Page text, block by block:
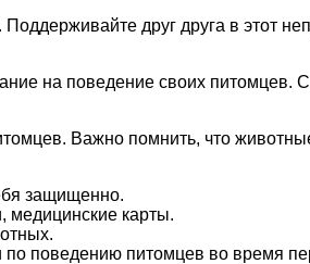
друг друга в этот
на поведение своих питомцев.
Важно помнить, что
защищенно.
медицинские карты.
поведению питомцев во время